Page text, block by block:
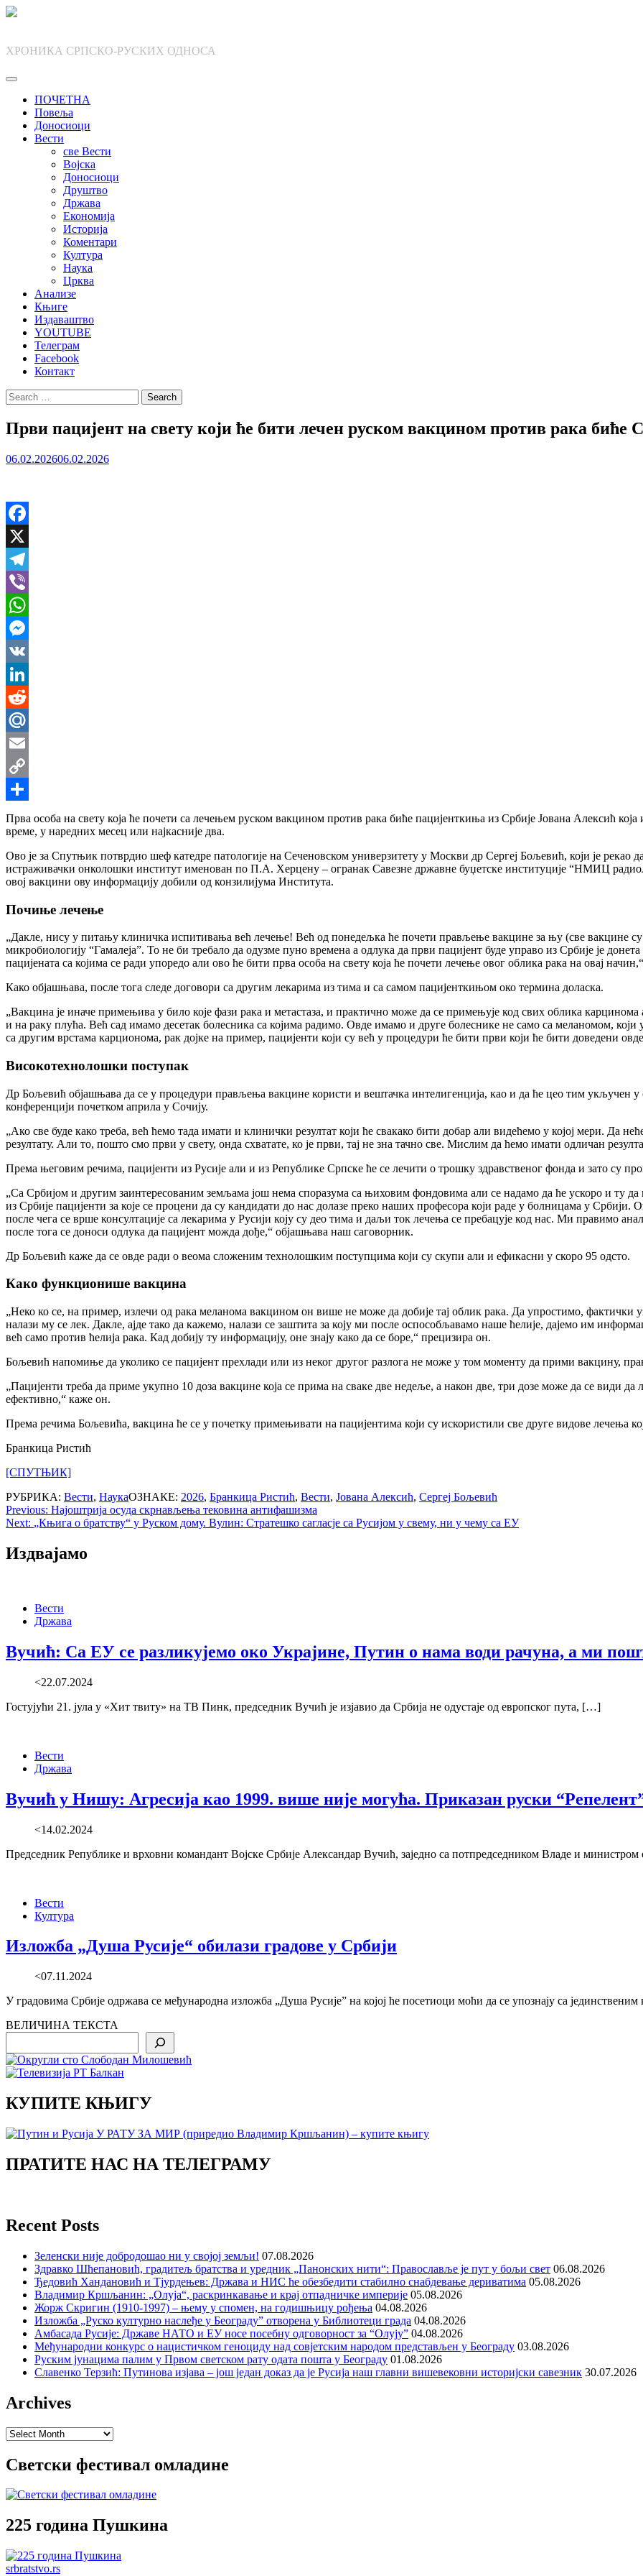
Skip
ХРОНИКА СРПСКО-РУСКИХ ОДНОСА
ПОЧЕТНА
Повеља
Доносиоци
Вести
све Вести
Војска
Доносиоци
Друштво
Држава
Економија
Историја
Коментари
Култура
Наука
Црква
Анализе
Књиге
Издаваштво
YOUTUBE
Телеграм
Facebook
Контакт
Search
for:
Први пацијент на свету који ће бити лечен руском вакцином против рака биће
06.02.202606.02.2026
Facebook
X
Telegram
Viber
WhatsApp
Messenger
VK
LinkedIn
Reddit
Mail.Ru
Email
Copy
Link
Share
Прва особа на свету која ће почети са лечењем руском вакцином против рака биће пацијенткиња из Србије Јована Алексић
време, у наредних месец или најкасније два.
Ово је за Спутњик потврдио шеф катедре патологије на Сеченовском универзитету у Москви др Сергеј Бољевић, који је рекао
истраживачки онколошки институт именован по П.А. Херцену – огранак Савезне државне буџетске институције “НМИЦ
овој вакцини ову информацију добили од конзилијума Института.
Почиње лечење
„Дакле, нису у питању клиничка испитивања већ лечење! Већ од понедељка ће почети прављење вакцине за њу (све вакцине
микробиологију “Гамалеја”. То не би требало да одузме пуно времена а одлука да први пацијент буде управо из Србије је
пацијената са којима се ради упоредо али ово ће бити прва особа на свету која ће почети лечење овог облика рака на овај
Како објашњава, после тога следе договори са другим лекарима из тима и са самом пацијенткињом око термина доласка.
„Вакцина је иначе примењива у било које фази рака и метастаза, и практично може да се примењује код свих облика карцинома
и на раку плућа. Већ сад имамо десетак болесника са којима радимо. Овде имамо и друге болеснике не само са меланомом, који
са другим врстама карционома, рак дојке на пример, пацијенти који су већ у процедури ће бити први који ће бити доведени
Високотехнолошки поступак
Др Бољевић објашњава да се у процедури прављења вакцине користи и вештачка интелигенција, као и да ће цео тим укључен
конференцији почетком априла у Сочију.
„Ако све буде како треба, већ ћемо тада имати и клинички резултат који ће свакако бити добар али видећемо у којој мери. Да
резултату. Али то, пошто смо први у свету, онда схватате, ко је први, тај не зна тачно све. Мислим да ћемо имати одличан
Према његовим речима, пацијенти из Русије али и из Републике Српске ће се лечити о трошку здравственог фонда и зато су
„Са Србијом и другим заинтересованим земљама још нема споразума са њиховим фондовима али се надамо да ће ускоро и ту да
из Србије пацијенти за које се процени да су кандидати до нас долазе преко наших професора који раде у болницама у Србији.
после чега се врше консултације са лекарима у Русији коју су део тима и даљи ток лечења се пребацује код нас. Ми правимо
после тога се доноси одлука да пацијент можда дође,“ објашњава наш саговорник.
Др Бољевић каже да се овде ради о веома сложеним технолошким поступцима који су скупи али и ефикасни у скоро 95 одсто.
Како функционише вакцина
„Неко ко се, на пример, излечи од рака меланома вакцином он више не може да добије тај облик рака. Да упростимо, фактички
налази му се лек. Дакле, ајде тако да кажемо, налази се заштита за коју ми после оспособљавамо наше ћелије, дајемо им
већ само против ћелија рака. Кад добију ту информацију, оне знају како да се боре,“ прецизира он.
Бољевић напомиње да уколико се пацијент прехлади или из неког другог разлога не може у том моменту да прими вакцину,
„Пацијенти треба да приме укупно 10 доза вакцине која се прима на сваке две недеље, а након две, три дозе може да се види
ефективно,“ каже он.
Према речима Бољевића, вакцина ће се у почетку примењивати на пацијентима који су искористили све друге видове лечења
Бранкица Ристић
[СПУТЊИК]
РУБРИКА: Вести, НаукаОЗНАКЕ: 2026, Бранкица Ристић, Вести, Јована Алексић, Сергеј Бољевић
Post
navigation
Previous: Најоштрија осуда скрнављења тековина антифашизма
Next: „Књига о братству“ у Руском дому. Вулин: Стратешко сагласје са Русијом у свему, ни у чему са ЕУ
Издвајамо
Вести
Држава
Вучић: Са ЕУ се разликујемо око Украјине, Путин о нама води рачуна, а ми
<22.07.2024
Гостујући 21. јула у «Хит твиту» на ТВ Пинк, председник Вучић је изјавио да Србија не одустаје од европског пута, […]
Вести
Држава
Вучић у Нишу: Агресија као 1999. више није могућа. Приказан руски
<14.02.2024
Председник Републике и врховни командант Војске Србије Александар Вучић, заједно са потпредседником Владе и
Вести
Култура
Изложба „Душа Русије“ обилази градове у Србији
<07.11.2024
У градовима Србије одржава се међународна изложба „Душа Русије” на којој ће посетиоци моћи да се упознају са
ВЕЛИЧИНА ТЕКСТА
КУПИТЕ КЊИГУ
ПРАТИТЕ НАС НА ТЕЛЕГРАМУ
Recent Posts
Зеленски није добродошао ни у својој земљи! 07.08.2026
Здравко Шћепановић, градитељ братства и уредник „Панонских нити“: Православље је пут у бољи свет 06.08.2026
Ђедовић Хандановић и Тјурдењев: Држава и НИС ће обезбедити стабилно снабдевање дериватима 05.08.2026
Владимир Кршљанин: „Олуја“, раскринкавање и крај отпадничке империје 05.08.2026
Жорж Скригин (1910-1997) – њему у спомен, на годишњицу рођења 04.08.2026
Изложба „Руско културно наслеђе у Београду” отворена у Библиотеци града 04.08.2026
Амбасада Русије: Државе НАТО и ЕУ носе посебну одговорност за “Олују” 04.08.2026
Међународни конкурс о нацистичком геноциду над совјетским народом представљен у Београду 03.08.2026
Руским јунацима палим у Првом светском рату одата пошта у Београду 01.08.2026
Славенко Терзић: Путинова изјава – још један доказ да је Русија наш главни вишевековни историјски савезник 30.07.2026
Archives
Archives
Светски фестивал омладине
225 година Пушкина
srbratstvo.rs